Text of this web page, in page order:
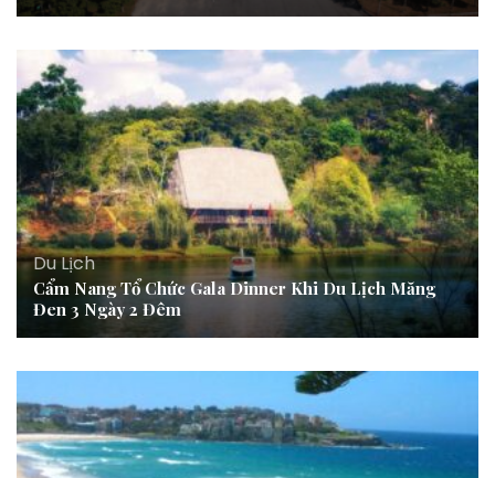
Du Lịch
Cẩm Nang Tổ Chức Gala Dinner Khi Du Lịch Măng
Đen 3 Ngày 2 Đêm